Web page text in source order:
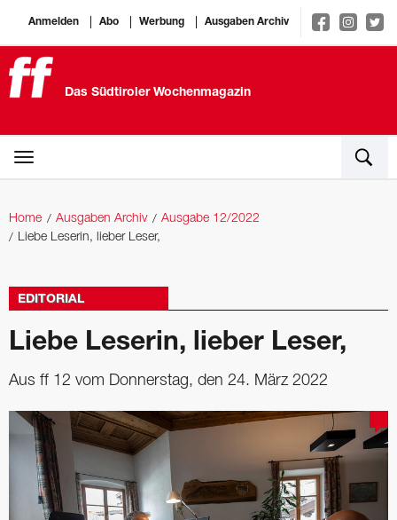
Anmelden Abo Werbung Ausgaben Archiv
Das Südtiroler Wochenmagazin
Home Ausgaben Archiv
Ausgabe 12/2022
Liebe Leserin, lieber Leser,
EDITORIAL
Liebe Leserin, lieber Leser,
Aus ff 12 vom Donnerstag, den 24. März 2022